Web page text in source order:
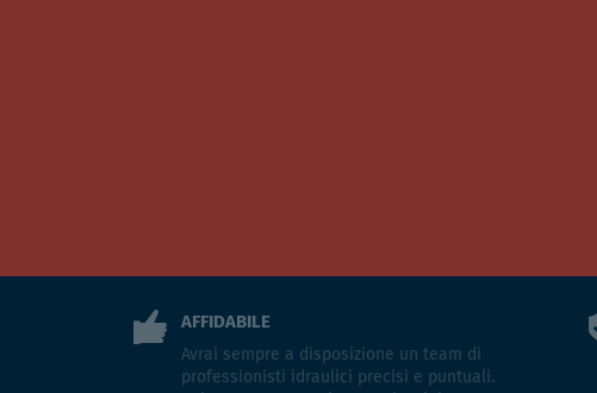
AFFIDABILE
Avrai sempre a disposizione un team di
professionisti idraulici precisi e puntuali.